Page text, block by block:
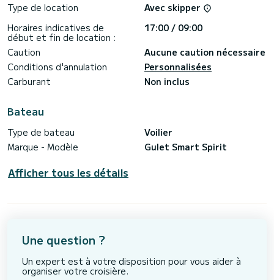
et internet, Climatisation.
Les demandes de réservation et devis sont gérées
directement par SamBoat. Vous obtiendrez les meilleurs prix
Type de location
Avec skipper
Horaires indicatives de
début et fin de location :
17:00 / 09:00
Caution
Aucune caution nécessaire
Conditions d'annulation
Personnalisées
Carburant
Non inclus
Bateau
Type de bateau
Voilier
Marque - Modèle
Gulet Smart Spirit
Afficher tous les détails
Une question ?
Un expert est à votre disposition pour vous aider à
organiser votre croisière.